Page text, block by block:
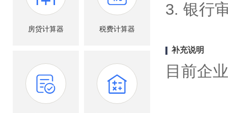
房贷计算器 税费计算器
3. 银行
补充说明
目前企